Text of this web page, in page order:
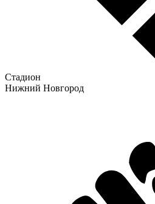
Стадион
Нижний Новгород